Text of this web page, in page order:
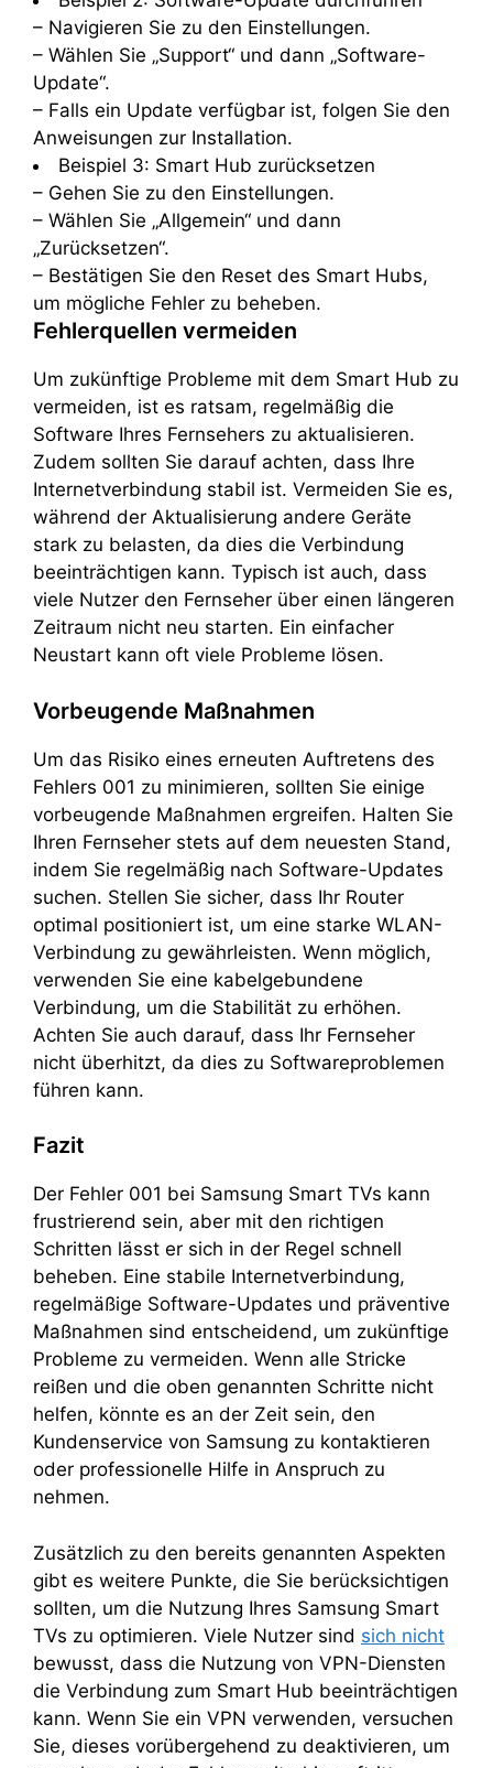
– Navigieren Sie zu den Einstellungen.
– Wählen Sie „Support“ und dann „Software-
Update“.
– Falls ein Update verfügbar ist, folgen Sie den
Anweisungen zur Installation.
Beispiel 3: Smart Hub zurücksetzen
– Gehen Sie zu den Einstellungen.
– Wählen Sie „Allgemein“ und dann
„Zurücksetzen“.
– Bestätigen Sie den Reset des Smart Hubs,
um mögliche Fehler zu beheben.
Fehlerquellen vermeiden
Um zukünftige Probleme mit dem Smart Hub zu
vermeiden, ist es ratsam, regelmäßig die
Software Ihres Fernsehers zu aktualisieren.
Zudem sollten Sie darauf achten, dass Ihre
Internetverbindung stabil ist. Vermeiden Sie es,
während der Aktualisierung andere Geräte
stark zu belasten, da dies die Verbindung
beeinträchtigen kann. Typisch ist auch, dass
viele Nutzer den Fernseher über einen längeren
Zeitraum nicht neu starten. Ein einfacher
Neustart kann oft viele Probleme lösen.
Vorbeugende Maßnahmen
Um das Risiko eines erneuten Auftretens des
Fehlers 001 zu minimieren, sollten Sie einige
vorbeugende Maßnahmen ergreifen. Halten Sie
Ihren Fernseher stets auf dem neuesten Stand,
indem Sie regelmäßig nach Software-Updates
suchen. Stellen Sie sicher, dass Ihr Router
optimal positioniert ist, um eine starke WLAN-
Verbindung zu gewährleisten. Wenn möglich,
verwenden Sie eine kabelgebundene
Verbindung, um die Stabilität zu erhöhen.
Achten Sie auch darauf, dass Ihr Fernseher
nicht überhitzt, da dies zu Softwareproblemen
führen kann.
Fazit
Der Fehler 001 bei Samsung Smart TVs kann
frustrierend sein, aber mit den richtigen
Schritten lässt er sich in der Regel schnell
beheben. Eine stabile Internetverbindung,
regelmäßige Software-Updates und präventive
Maßnahmen sind entscheidend, um zukünftige
Probleme zu vermeiden. Wenn alle Stricke
reißen und die oben genannten Schritte nicht
helfen, könnte es an der Zeit sein, den
Kundenservice von Samsung zu kontaktieren
oder professionelle Hilfe in Anspruch zu
nehmen.
Zusätzlich zu den bereits genannten Aspekten
gibt es weitere Punkte, die Sie berücksichtigen
sollten, um die Nutzung Ihres Samsung Smart
TVs zu optimieren. Viele Nutzer sind sich nicht
bewusst, dass die Nutzung von VPN-Diensten
die Verbindung zum Smart Hub beeinträchtigen
kann. Wenn Sie ein VPN verwenden, versuchen
Sie, dieses vorübergehend zu deaktivieren, um